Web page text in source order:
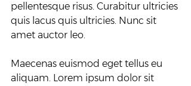
pellentesque risus. Curabitur ultricies
quis lacus quis ultricies. Nunc sit
amet auctor leo.
Maecenas euismod eget tellus eu
aliquam. Lorem ipsum dolor sit